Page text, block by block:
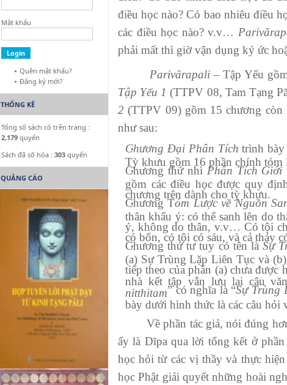
điều học nào? Có bao nhiêu điều
các điều học nào? v.v…
phải mất thì giờ vận dụng ký ức
Parivãrapali– Tập Yếu
Tập Yếu 1(TTPV 08, Tam Tạng
2 (TTPV 09) gồm 15 chương
như sau:
Chương Đại Phân Tích trình
Tỳ khưu gồm 16 phần chính tóm
Chương thứ nhì Phân Tích Giới
gồm các điều học được quy
chương trên dành cho tỳ khưu.
Chương Tóm Lược về Nguồn
thân khẩu ý: có thể sanh lên do
ý, không do thân, v.v… Có tội
có bốn, có tội có sáu, và cả thảy
Chương thứ tư tuy có tên làSự
(a) Sự Trùng Lặp Liên Tục và
tiếp theo của phần (a) chưa được
nhà kết tập vẫn lưu lại câu
nitthitam” có nghĩa là “Sự Trùng
bày dưới hình thức là các câu hỏi
Về phần tác giả, nói đúng hơn
ấy là Dĩpa qua lời tổng kết ở
học hỏi từ các vị thầy và thực hiện
học Phật giải quyết những hoài
Mật khẩu
Quên mật khẩu?
Đăng ký mới?
THỐNG KÊ
Tổng số sách có trên trang :
2,179 quyển
Sách đã số hóa : 303 quyển
QUẢNG CÁO